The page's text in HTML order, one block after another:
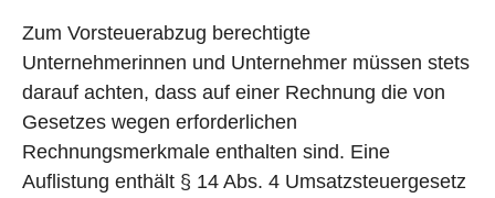
Zum Vorsteuerabzug berechtigte
Unternehmerinnen und Unternehmer müssen stets
darauf achten, dass auf einer Rechnung die von
Gesetzes wegen erforderlichen
Rechnungsmerkmale enthalten sind. Eine
Auflistung enthält § 14 Abs. 4 Umsatzsteuergesetz